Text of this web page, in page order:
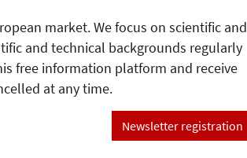
market. We focus on scientific and
and technical backgrounds regularly
free information platform and receive
at any time.
Newsletter registration